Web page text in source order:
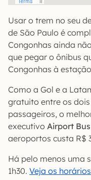
Usar o trem no seu
de São Paulo é
Congonhas ainda
que pegar o ônibus
Congonhas à
Como a Gol e a
gratuito entre os
passageiros, o
executivo Airport
aeroportos custa R$
Há pelo menos uma
1h30. Veja os